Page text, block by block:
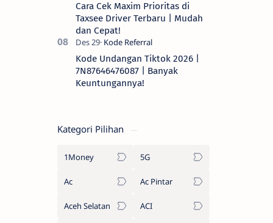
Cara Cek Maxim Prioritas di
Taxsee Driver Terbaru | Mudah
dan Cepat!
Kode Undangan Tiktok 2026 |
7N87646476087 | Banyak
Keuntungannya!
Kategori Pilihan
1Money 5G
Ac Ac Pintar
Aceh Selatan ACI